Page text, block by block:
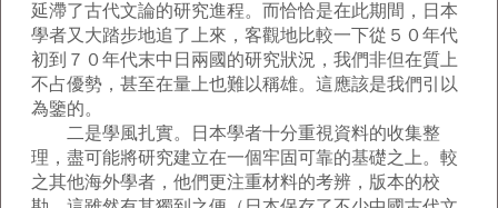
延滯了古代文論的研究進程。而恰恰是在此期間，日本
學者又大踏步地追了上來，客觀地比較一下從５０年代
初到７０年代末中日兩國的研究狀況，我們非但在質上
不占優勢，甚至在量上也難以稱雄。這應該是我們引以
為鑒的。
二是學風扎實。日本學者十分重視資料的收集整
理，盡可能將研究建立在一個牢固可靠的基礎之上。較
之其他海外學者，他們更注重材料的考辨，版本的校